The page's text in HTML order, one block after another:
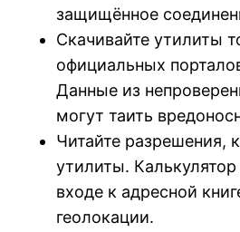
защищённое
Скачивайте утилиты
официальных
Данные из
могут таить
Читайте разрешения,
утилиты.
входе к адресной
геолокации.